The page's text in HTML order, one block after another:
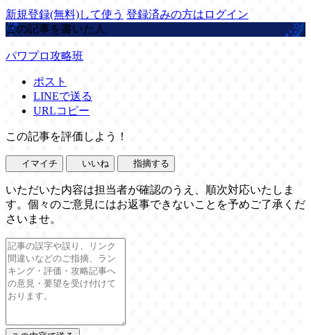
新規登録(無料)して使う 登録済みの方はログイン
この記事を書いた人
パワプロ攻略班
ポスト
LINEで送る
URLコピー
この記事を評価しよう！
イマイチ いいね 指摘する
いただいた内容は担当者が確認のうえ、順次対応いたしま
す。個々のご意見にはお返事できないことを予めご了承くだ
さいませ。